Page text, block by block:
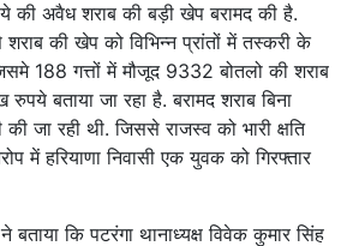
अवैध शराब की बड़ी खेप बरामद की है.
शराब की खेप को विभिन्न प्रांतों में तस्करी के
188 गत्तों में मौजूद 9332 बोतलो की शराब
बताया जा रहा है. बरामद शराब बिना
जा रही थी. जिससे राजस्व को भारी क्षति
में हरियाणा निवासी एक युवक को गिरफ्तार
बताया कि पटरंगा थानाध्यक्ष विवेक कुमार सिंह